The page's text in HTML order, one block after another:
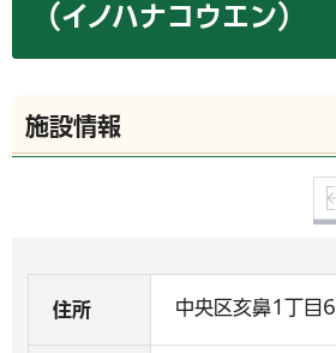
（イノハナコウエン）
施設情報
住所 中央区亥鼻1丁目6